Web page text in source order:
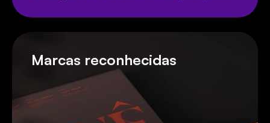
Marcas reconhecidas